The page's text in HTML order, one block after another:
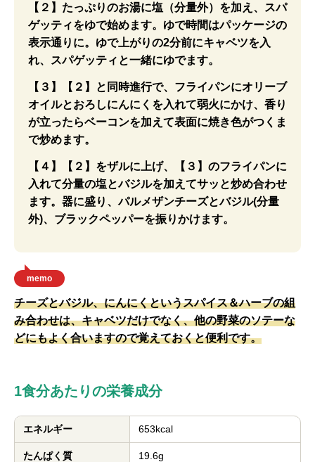
【２】たっぷりのお湯に塩（分量外）を加え、スパ
ゲッティをゆで始めます。ゆで時間はパッケージの
表示通りに。ゆで上がりの2分前にキャベツを入
れ、スパゲッティと一緒にゆでます。
【３】【２】と同時進行で、フライパンにオリーブ
オイルとおろしにんにくを入れて弱火にかけ、香り
が立ったらベーコンを加えて表面に焼き色がつくま
で炒めます。
【４】【２】をザルに上げ、【３】のフライパンに
入れて分量の塩とバジルを加えてサッと炒め合わせ
ます。器に盛り、パルメザンチーズとバジル(分量
外)、ブラックペッパーを振りかけます。
memo
チーズとバジル、にんにくというスパイス＆ハーブの組
み合わせは、キャベツだけでなく、他の野菜のソテーな
どにもよく合いますので覚えておくと便利です。
1食分あたりの栄養成分
エネルギー 653kcal
たんぱく質 19.6g